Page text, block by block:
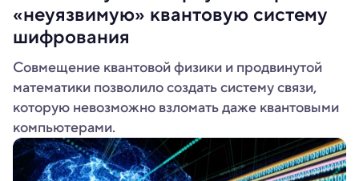
«неуязвимую» квантовую систему
шифрования
Совмещение квантовой физики и продвинутой
математики позволило создать систему связи,
которую невозможно взломать даже квантовыми
компьютерами.